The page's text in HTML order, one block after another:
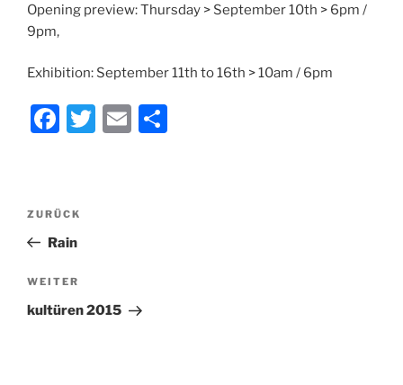
Opening preview: Thursday > September 10th > 6pm /
9pm,
Exhibition: September 11th to 16th > 10am / 6pm
F
e
b
o
k
T
E
Beitragsnavigation
Vorheriger
Beitrag
ZURÜCK
Rain
Nächster
Beitrag
WEITER
kultüren 2015